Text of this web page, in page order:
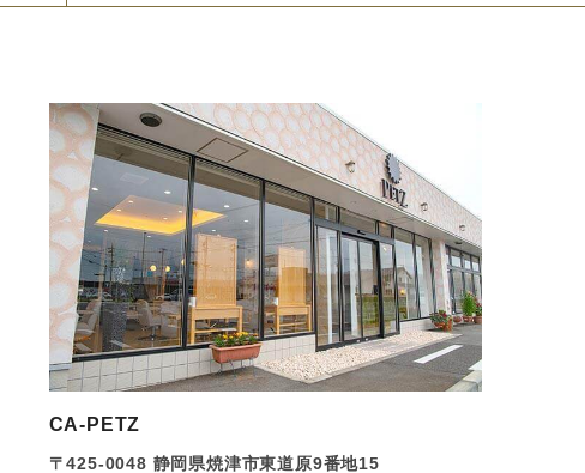
CA-PETZ
〒425-0048 静岡県焼津市東道原9番地15